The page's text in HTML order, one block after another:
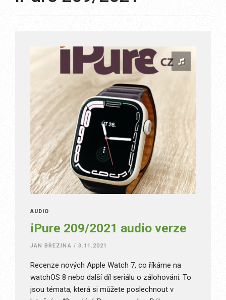
AUDIO
iPure 209/2021 audio verze
JAN BŘEZINA / 3.11.2021
Recenze nových Apple Watch 7, co říkáme na
watchOS 8 nebo další díl seriálu o zálohování. To
jsou témata, která si můžete poslechnout v